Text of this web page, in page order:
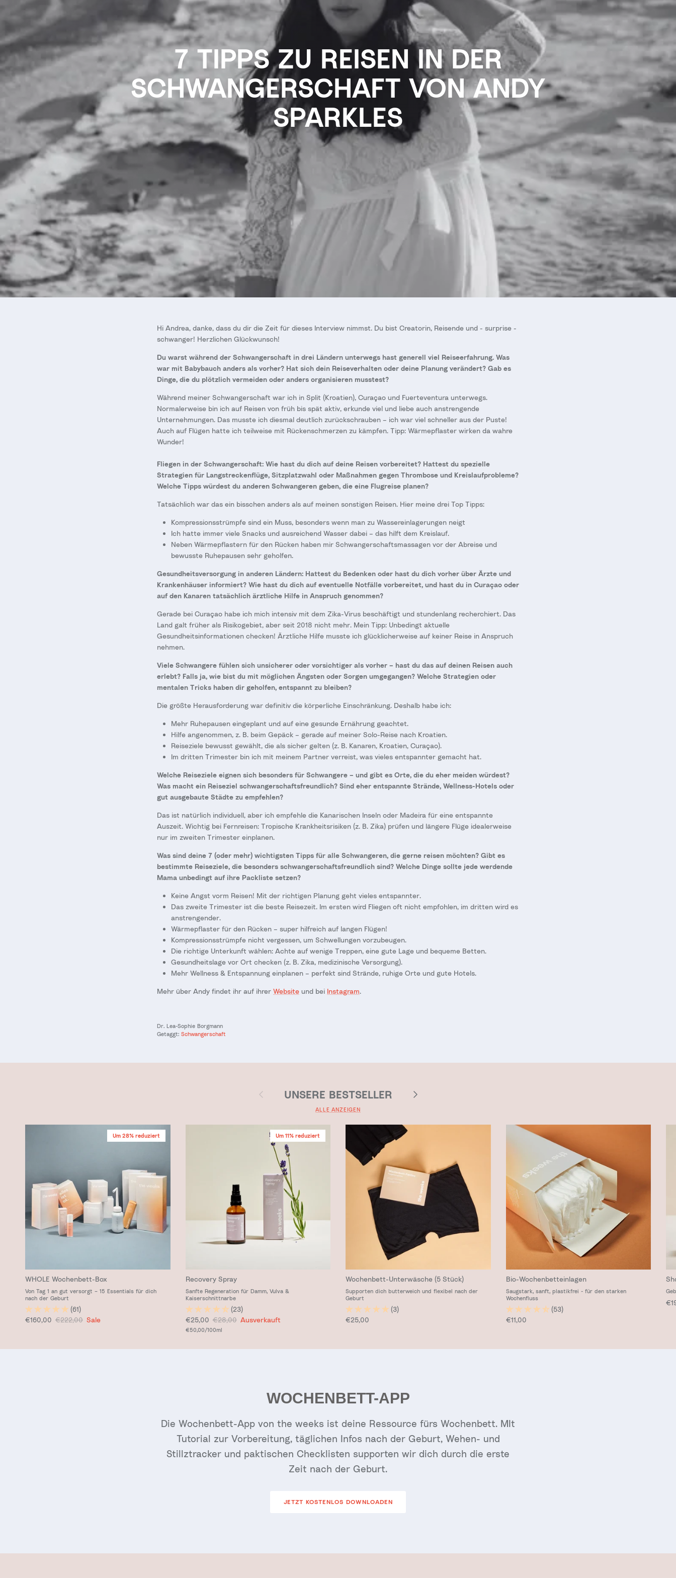
7 TIPPS ZU REISEN IN DER
SCHWANGERSCHAFT VON ANDY
SPARKLES
Hi Andrea, danke, dass du dir die Zeit für dieses Interview nimmst. Du bist Creatorin, Reisende und - surprise -
schwanger! Herzlichen Glückwunsch!
Du warst während der Schwangerschaft in drei Ländern unterwegs hast generell viel Reiseerfahrung. Was
war mit Babybauch anders als vorher? Hat sich dein Reiseverhalten oder deine Planung verändert? Gab es
Dinge, die du plötzlich vermeiden oder anders organisieren musstest?
Während meiner Schwangerschaft war ich in Split (Kroatien), Curaçao und Fuerteventura unterwegs.
Normalerweise bin ich auf Reisen von früh bis spät aktiv, erkunde viel und liebe auch anstrengende
Unternehmungen. Das musste ich diesmal deutlich zurückschrauben – ich war viel schneller aus der Puste!
Auch auf Flügen hatte ich teilweise mit Rückenschmerzen zu kämpfen. Tipp: Wärmepflaster wirken da wahre
Wunder!
Fliegen in der Schwangerschaft: Wie hast du dich auf deine Reisen vorbereitet? Hattest du spezielle
Strategien für Langstreckenflüge, Sitzplatzwahl oder Maßnahmen gegen Thrombose und Kreislaufprobleme?
Welche Tipps würdest du anderen Schwangeren geben, die eine Flugreise planen?
Tatsächlich war das ein bisschen anders als auf meinen sonstigen Reisen. Hier meine drei Top Tipps:
Kompressionsstrümpfe sind ein Muss, besonders wenn man zu Wassereinlagerungen neigt
Ich hatte immer viele Snacks und ausreichend Wasser dabei – das hilft dem Kreislauf.
Neben Wärmepflastern für den Rücken haben mir Schwangerschaftsmassagen vor der Abreise und
bewusste Ruhepausen sehr geholfen.
Gesundheitsversorgung in anderen Ländern: Hattest du Bedenken oder hast du dich vorher über Ärzte und
Krankenhäuser informiert? Wie hast du dich auf eventuelle Notfälle vorbereitet, und hast du in Curaçao oder
auf den Kanaren tatsächlich ärztliche Hilfe in Anspruch genommen?
Gerade bei Curaçao habe ich mich intensiv mit dem Zika-Virus beschäftigt und stundenlang recherchiert. Das
Land galt früher als Risikogebiet, aber seit 2018 nicht mehr. Mein Tipp: Unbedingt aktuelle
Gesundheitsinformationen checken! Ärztliche Hilfe musste ich glücklicherweise auf keiner Reise in Anspruch
nehmen.
Viele Schwangere fühlen sich unsicherer oder vorsichtiger als vorher – hast du das auf deinen Reisen auch
erlebt? Falls ja, wie bist du mit möglichen Ängsten oder Sorgen umgegangen? Welche Strategien oder
mentalen Tricks haben dir geholfen, entspannt zu bleiben?
Die größte Herausforderung war definitiv die körperliche Einschränkung. Deshalb habe ich:
Mehr Ruhepausen eingeplant und auf eine gesunde Ernährung geachtet.
Hilfe angenommen, z. B. beim Gepäck – gerade auf meiner Solo-Reise nach Kroatien.
Reiseziele bewusst gewählt, die als sicher gelten (z. B. Kanaren, Kroatien, Curaçao).
Im dritten Trimester bin ich mit meinem Partner verreist, was vieles entspannter gemacht hat.
Welche Reiseziele eignen sich besonders für Schwangere – und gibt es Orte, die du eher meiden würdest?
Was macht ein Reiseziel schwangerschaftsfreundlich? Sind eher entspannte Strände, Wellness-Hotels oder
gut ausgebaute Städte zu empfehlen?
Das ist natürlich individuell, aber ich empfehle die Kanarischen Inseln oder Madeira für eine entspannte
Auszeit. Wichtig bei Fernreisen: Tropische Krankheitsrisiken (z. B. Zika) prüfen und längere Flüge idealerweise
nur im zweiten Trimester einplanen.
Was sind deine 7 (oder mehr) wichtigsten Tipps für alle Schwangeren, die gerne reisen möchten? Gibt es
bestimmte Reiseziele, die besonders schwangerschaftsfreundlich sind? Welche Dinge sollte jede werdende
Mama unbedingt auf ihre Packliste setzen?
Keine Angst vorm Reisen! Mit der richtigen Planung geht vieles entspannter.
Das zweite Trimester ist die beste Reisezeit. Im ersten wird Fliegen oft nicht empfohlen, im dritten wird es
anstrengender.
Wärmepflaster für den Rücken – super hilfreich auf langen Flügen!
Kompressionsstrümpfe nicht vergessen, um Schwellungen vorzubeugen.
Die richtige Unterkunft wählen: Achte auf wenige Treppen, eine gute Lage und bequeme Betten.
Gesundheitslage vor Ort checken (z. B. Zika, medizinische Versorgung).
Mehr Wellness & Entspannung einplanen – perfekt sind Strände, ruhige Orte und gute Hotels.
Mehr über Andy findet ihr auf ihrer Website und bei Instagram.
Dr. Lea-Sophie Borgmann
Getaggt: Schwangerschaft
Vorherige UNSERE BESTSELLER Nächste
ALLE ANZEIGEN
Um 28% reduziert
WHOLE Wochenbett-Box
Von Tag 1 an gut versorgt – 15 Essentials für dich
nach der Geburt
(61)
Verkaufspreis
€160,00 Normaler Preis
€222,00 Sale
Um 11% reduziert
Recovery Spray
Sanfte Regeneration für Damm, Vulva &
Kaiserschnittnarbe
(23)
Verkaufspreis
€25,00 Normaler Preis
€28,00 Ausverkauft
Grundpreis
€50,00/100ml
Wochenbett-Unterwäsche (5 Stück)
Supporten dich butterweich und flexibel nach der
Geburt
(3)
Normaler Preis
€25,00
Bio-Wochenbetteinlagen
Saugstark, sanft, plastikfrei - für den starken
Wochenfluss
(53)
Normaler Preis
€11,00
WOCHENBETT-APP
Die Wochenbett-App von the weeks ist deine Ressource fürs Wochenbett. MIt
Tutorial zur Vorbereitung, täglichen Infos nach der Geburt, Wehen- und
Stillztracker und paktischen Checklisten supporten wir dich durch die erste
Zeit nach der Geburt.
JETZT KOSTENLOS DOWNLOADEN